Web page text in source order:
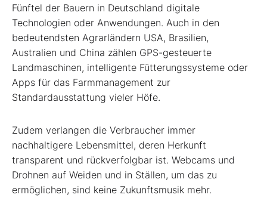
Fünftel der Bauern in Deutschland digitale
Technologien oder Anwendungen. Auch in den
bedeutendsten Agrarländern USA, Brasilien,
Australien und China zählen GPS-gesteuerte
Landmaschinen, intelligente Fütterungssysteme oder
Apps für das Farmmanagement zur
Standardausstattung vieler Höfe.
Zudem verlangen die Verbraucher immer
nachhaltigere Lebensmittel, deren Herkunft
transparent und rückverfolgbar ist. Webcams und
Drohnen auf Weiden und in Ställen, um das zu
ermöglichen, sind keine Zukunftsmusik mehr.